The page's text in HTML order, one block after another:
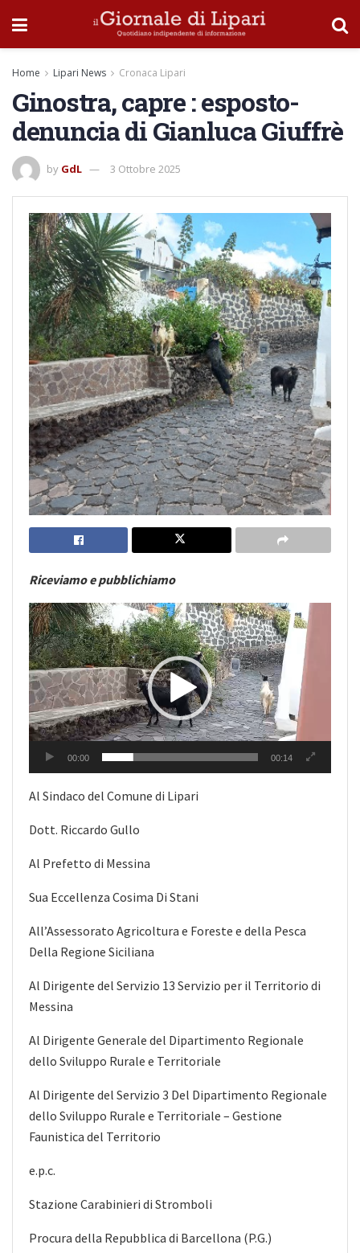
Home Lipari News Cronaca Lipari
Ginostra, capre : esposto-
denuncia di Gianluca Giuffrè
by GdL 3 Ottobre 2025
Riceviamo e pubblichiamo
Video
Player
00:00 00:14
Al Sindaco del Comune di Lipari
Dott. Riccardo Gullo
Al Prefetto di Messina
Sua Eccellenza Cosima Di Stani
All’Assessorato Agricoltura e Foreste e della Pesca
Della Regione Siciliana
Al Dirigente del Servizio 13 Servizio per il Territorio di
Messina
Al Dirigente Generale del Dipartimento Regionale
dello Sviluppo Rurale e Territoriale
Al Dirigente del Servizio 3 Del Dipartimento Regionale
dello Sviluppo Rurale e Territoriale – Gestione
Faunistica del Territorio
e.p.c.
Stazione Carabinieri di Stromboli
Procura della Repubblica di Barcellona (P.G.)